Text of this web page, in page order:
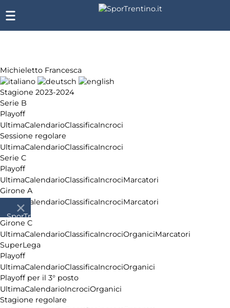
Michieletto Francesca
Stagione 2023-2024
Serie B
Playoff
UltimaCalendarioClassificaIncroci
Sessione regolare
UltimaCalendarioClassificaIncroci
Serie C
Playoff
UltimaCalendarioClassificaIncrociMarcatori
Girone A
CalendarioClassificaIncrociMarcatori
Serie D
Girone C
UltimaCalendarioClassificaIncrociOrganiciMarcatori
SuperLega
Playoff
UltimaCalendarioClassificaIncrociOrganici
Playoff per il 3° posto
UltimaCalendarioIncrociOrganici
Stagione regolare
SporTrentino.it
Chi
siamo
Affiliazione
Pubblicità